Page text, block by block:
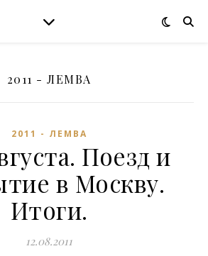
2011 - ЛЕМВА
2011 - ЛЕМВА
Поезд и
в Москву.
Итоги.
12.08.2011